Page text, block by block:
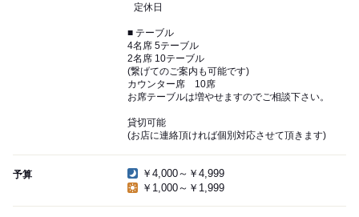
定休日
■ テーブル
4名席 5テーブル
2名席 10テーブル
(繋げてのご案内も可能です)
カウンター席 10席
お席テーブルは増やせますのでご相談下さい。
貸切可能
(お店に連絡頂ければ個別対応させて頂きます)
予算
￥4,000～￥4,999
￥1,000～￥1,999